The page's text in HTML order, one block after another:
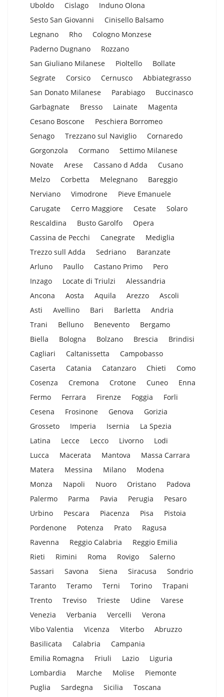
Uboldo
Cislago
Induno Olona
Sesto San Giovanni
Cinisello Balsamo
Legnano
Rho
Cologno Monzese
Paderno Dugnano
Rozzano
San Giuliano Milanese
Pioltello
Bollate
Segrate
Corsico Cernusco
Abbiategrasso
San Donato Milanese
Parabiago
Buccinasco
Garbagnate
Bresso Lainate
Magenta
Cesano Boscone
Peschiera Borromeo
Senago
Trezzano sul Naviglio
Cornaredo
Gorgonzola
Cormano
Settimo Milanese
Novate
Arese Cassano d Adda
Cusano
Melzo
Corbetta Melegnano
Bareggio
Nerviano
Vimodrone
Pieve Emanuele
Carugate
Cerro Maggiore Cesate
Solaro
Rescaldina
Busto Garolfo
Opera
Cassina de Pecchi
Canegrate
Mediglia
Trezzo sull Adda
Sedriano
Baranzate
Arluno
Paullo Castano Primo
Pero
Inzago
Locate di Triulzi
Alessandria
Ancona
Aosta Aquila Arezzo
Ascoli
Asti
Avellino Bari Barletta
Andria
Trani
Belluno Benevento
Bergamo
Biella
Bologna Bolzano Brescia
Brindisi
Cagliari
Caltanissetta
Campobasso
Caserta
Catania Catanzaro Chieti
Como
Cosenza
Cremona Crotone Cuneo
Enna
Fermo
Ferrara Firenze Foggia
Forli
Cesena
Frosinone Genova
Gorizia
Grosseto
Imperia Isernia
La Spezia
Latina
Lecce Lecco Livorno
Lodi
Lucca
Macerata Mantova
Massa Carrara
Matera
Messina Milano
Modena
Monza
Napoli Nuoro Oristano
Padova
Palermo
Parma Pavia Perugia
Pesaro
Urbino
Pescara Piacenza Pisa
Pistoia
Pordenone
Potenza Prato
Ragusa
Ravenna
Reggio Calabria
Reggio Emilia
Rieti
Rimini Roma Rovigo
Salerno
Sassari
Savona Siena Siracusa
Sondrio
Taranto
Teramo Terni Torino
Trapani
Trento
Treviso Trieste Udine
Varese
Venezia
Verbania Vercelli
Verona
Vibo Valentia
Vicenza Viterbo
Abruzzo
Basilicata
Calabria
Campania
Emilia Romagna
Friuli Lazio
Liguria
Lombardia
Marche Molise
Piemonte
Puglia
Sardegna Sicilia
Toscana